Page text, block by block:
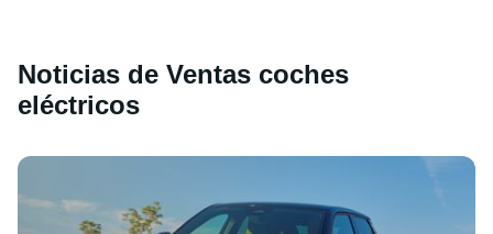
Noticias de Ventas coches
eléctricos